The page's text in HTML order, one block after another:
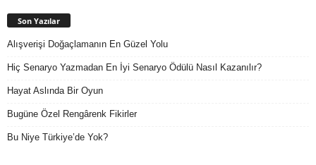
Son Yazılar
Alışverişi Doğaçlamanın En Güzel Yolu
Hiç Senaryo Yazmadan En İyi Senaryo Ödülü Nasıl Kazanılır?
Hayat Aslında Bir Oyun
Bugüne Özel Rengârenk Fikirler
Bu Niye Türkiye’de Yok?